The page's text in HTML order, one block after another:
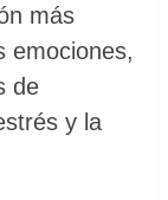
más
emociones,
de
y la